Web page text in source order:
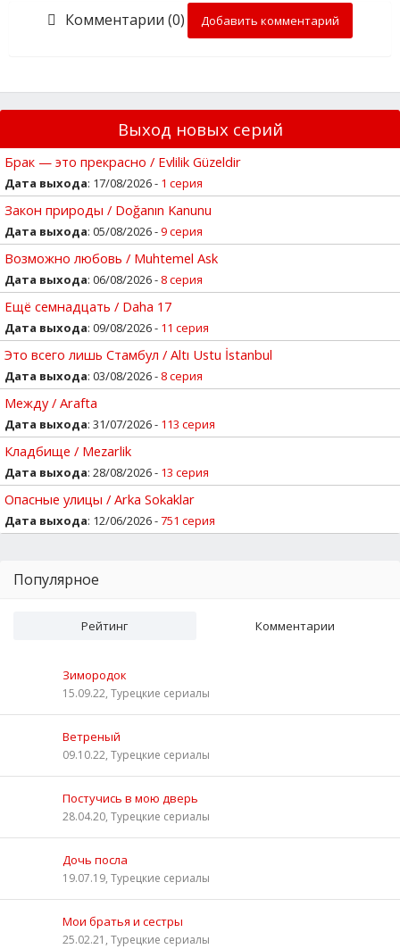
Комментарии (0) Добавить комментарий
Выход новых серий
Брак — это прекрасно / Evlilik Güzeldir
Дата выхода: 17/08/2026 - 1 серия
Закон природы / Doğanın Kanunu
Дата выхода: 05/08/2026 -9 серия
Возможно любовь / Muhtemel Ask
Дата выхода: 06/08/2026 - 8 серия
Ещё семнадцать / Daha 17
Дата выхода: 09/08/2026 - 11 серия
Это всего лишь Стамбул / Altı Ustu İstanbul
Дата выхода: 03/08/2026 - 8 серия
Между / Arafta
Дата выхода: 31/07/2026 - 113 серия
Кладбище / Mezarlik
Дата выхода: 28/08/2026 - 13 серия
Опасные улицы / Arka Sokaklar
Дата выхода: 12/06/2026 -751 серия
Популярное
Рейтинг Комментарии
Зимородок
15.09.22, Турецкие сериалы
Ветреный
09.10.22, Турецкие сериалы
Постучись в мою дверь
28.04.20, Турецкие сериалы
Дочь посла
19.07.19, Турецкие сериалы
Мои братья и сестры
25.02.21, Турецкие сериалы